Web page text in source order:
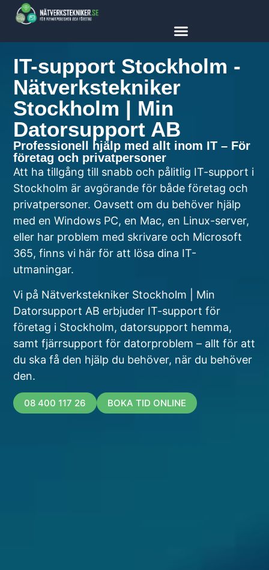
content
IT-support Stockholm -
Nätverkstekniker
Stockholm | Min
Datorsupport AB
Professionell hjälp med allt inom IT – För
företag och privatpersoner
Att ha tillgång till snabb och pålitlig IT-support i
Stockholm är avgörande för både företag och
privatpersoner. Oavsett om du behöver hjälp
med en Windows PC, en Mac, en Linux-server,
eller har problem med skrivare och Microsoft
365, finns vi här för att lösa dina IT-
utmaningar.
Vi på Nätverkstekniker Stockholm | Min
Datorsupport AB erbjuder IT-support för
företag i Stockholm, datorsupport hemma,
samt fjärrsupport för datorproblem – allt för att
du ska få den hjälp du behöver, när du behöver
den.
08 400 117 26 BOKA TID ONLINE